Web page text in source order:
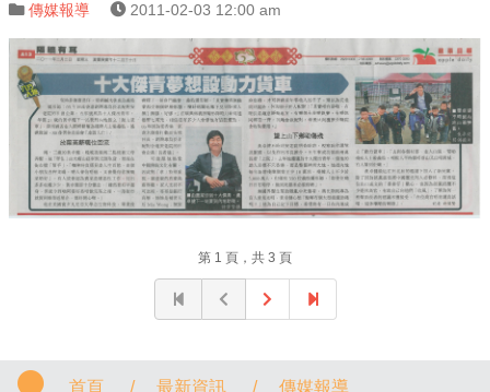
傳媒報導 2011-02-03 12:00 am
第 1 頁，共 3 頁
首頁 / 最新資訊 / 傳媒報導